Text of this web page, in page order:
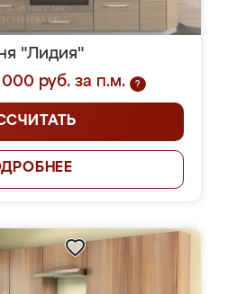
"Лидия"
руб. за п.м.
?